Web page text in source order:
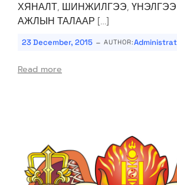
ХЯНАЛТ, ШИНЖИЛГЭЭ,
АЖЛЫН ТАЛААР […]
23 December, 2015 - AUTHOR:
Read more